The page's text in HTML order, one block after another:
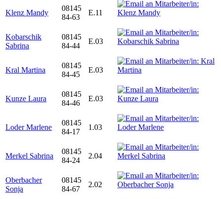
Klenz Mandy
08145
84-63
E.11
Kobarschik
Sabrina
08145
84-44
E.03
Kral Martina
08145
84-45
E.03
Kunze Laura
08145
84-46
E.03
Loder Marlene
08145
84-17
1.03
Merkel Sabrina
08145
84-24
2.04
Oberbacher
Sonja
08145
84-67
2.02